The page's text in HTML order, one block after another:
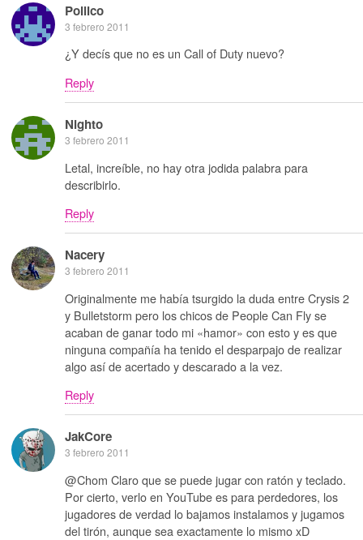
Pollico
3 febrero 2011
¿Y decís que no es un Call of Duty nuevo?
Reply
Nighto
3 febrero 2011
Letal, increíble, no hay otra jodida palabra para
describirlo.
Reply
Nacery
3 febrero 2011
Originalmente me había tsurgido la duda entre Crysis 2
y Bulletstorm pero los chicos de People Can Fly se
acaban de ganar todo mi «hamor» con esto y es que
ninguna compañía ha tenido el desparpajo de realizar
algo así de acertado y descarado a la vez.
Reply
JakCore
3 febrero 2011
@Chom Claro que se puede jugar con ratón y teclado.
Por cierto, verlo en YouTube es para perdedores, los
jugadores de verdad lo bajamos instalamos y jugamos
del tirón, aunque sea exactamente lo mismo xD